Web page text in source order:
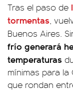
Tras el paso de
tormentas,
Buenos Aires.
frío generará
temperaturas
mínimas para
que rondan